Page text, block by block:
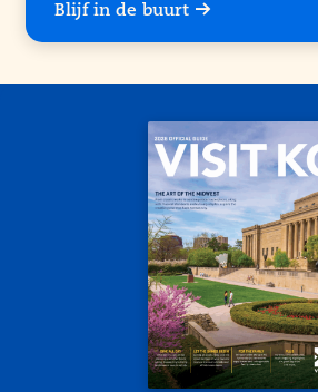
Blijf in de buurt